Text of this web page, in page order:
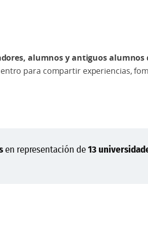
alumnos y antiguos alumnos
para compartir experiencias,
en representación de13